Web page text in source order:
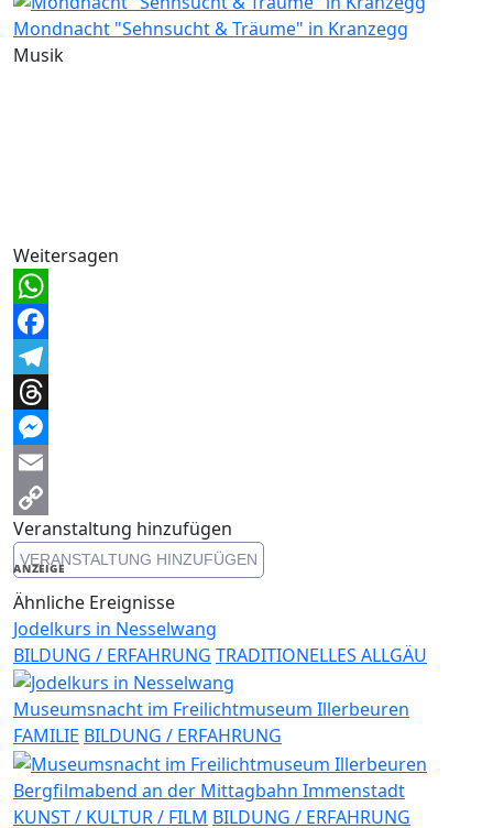
Mondnacht "Sehnsucht & Träume" in Kranzegg
Musik
Weitersagen
WhatsApp
Facebook
Telegram
Threads
Messenger
Email
Copy
Link
Veranstaltung hinzufügen
VERANSTALTUNG HINZUFÜGEN
ANZEIGE
Ähnliche Ereignisse
Jodelkurs in Nesselwang
BILDUNG / ERFAHRUNG TRADITIONELLES ALLGÄU
Museumsnacht im Freilichtmuseum Illerbeuren
FAMILIE BILDUNG / ERFAHRUNG
Bergfilmabend an der Mittagbahn Immenstadt
KUNST / KULTUR / FILM BILDUNG / ERFAHRUNG